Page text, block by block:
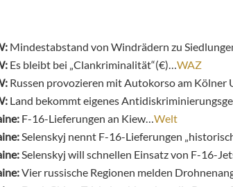
Mindestabstand von Windrädern zu
Es bleibt bei „Clankriminalität“(€)… WAZ
Russen provozieren mit Autokorso am Kölner
Land bekommt eigenes
F-16-Lieferungen an Kiew… Welt
Selenskyj nennt F-16-Lieferungen
Selenskyj will schnellen Einsatz von F-16-
Vier russische Regionen melden